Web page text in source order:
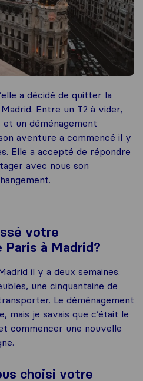
a décidé de quitter la
Entre un T2 à vider,
un déménagement
aventure a commencé il y
Elle a accepté de répondre
avec nous son
votre
Paris à Madrid?
il y a deux semaines.
une cinquantaine de
Le déménagement
mais je savais que c’était le
commencer une nouvelle
choisi votre